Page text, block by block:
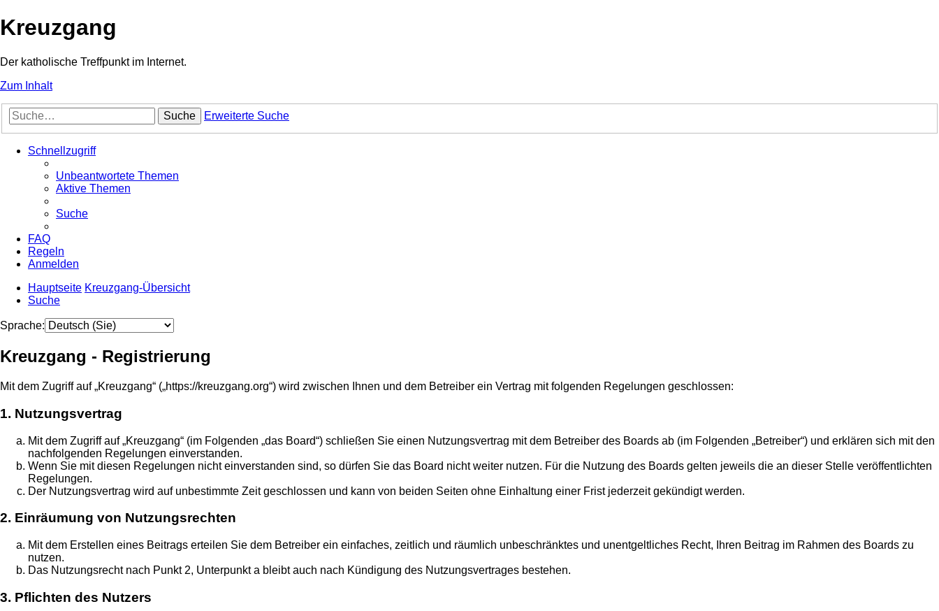
Kreuzgang
Der katholische Treffpunkt im Internet.
Zum Inhalt
Suche Erweiterte Suche
Schnellzugriff
Unbeantwortete Themen
Aktive Themen
Suche
FAQ
Regeln
Anmelden
Hauptseite Kreuzgang-Übersicht
Suche
Sprache:
Kreuzgang - Registrierung
Mit dem Zugriff auf „Kreuzgang“ („https://kreuzgang.org“) wird zwischen Ihnen und dem Betreiber ein Vertrag mit folgenden Regelungen geschlossen:
1. Nutzungsvertrag
Mit dem Zugriff auf „Kreuzgang“ (im Folgenden „das Board“) schließen Sie einen Nutzungsvertrag mit dem Betreiber des Boards ab (im Folgenden „Betreiber“) und erklären sich mit den
nachfolgenden Regelungen einverstanden.
Wenn Sie mit diesen Regelungen nicht einverstanden sind, so dürfen Sie das Board nicht weiter nutzen. Für die Nutzung des Boards gelten jeweils die an dieser Stelle veröffentlichten
Regelungen.
Der Nutzungsvertrag wird auf unbestimmte Zeit geschlossen und kann von beiden Seiten ohne Einhaltung einer Frist jederzeit gekündigt werden.
2. Einräumung von Nutzungsrechten
Mit dem Erstellen eines Beitrags erteilen Sie dem Betreiber ein einfaches, zeitlich und räumlich unbeschränktes und unentgeltliches Recht, Ihren Beitrag im Rahmen des Boards zu
nutzen.
Das Nutzungsrecht nach Punkt 2, Unterpunkt a bleibt auch nach Kündigung des Nutzungsvertrages bestehen.
3. Pflichten des Nutzers